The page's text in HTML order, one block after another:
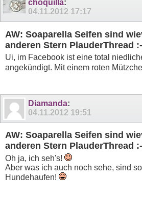
choquilla:
04.11.2012 17:17
AW: Soaparella Seifen sind
anderen Stern PlauderThread
Ui, im Facebook ist eine total
angekündigt. Mit einem roten
Diamanda:
04.11.2012 19:51
AW: Soaparella Seifen sind
anderen Stern PlauderThread
Oh ja, ich seh's!
Aber was ich auch noch sehe, sind
Hundehaufen!